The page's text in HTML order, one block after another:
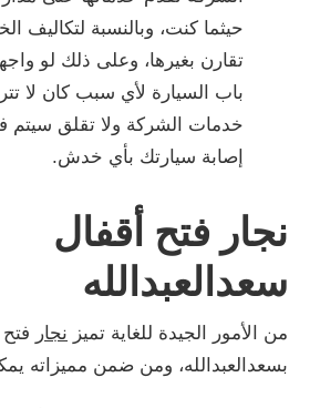
حيثما كنت، وبالنسبة لتكاليف
تقارن بغيرها، وعلى ذلك لو
باب السيارة لأي سبب كان لا
خدمات الشركة ولا تقلق سيتم
إصابة سيارتك بأي خدش.
نجار فتح أقفال
سعدالعبدالله
من الأمور الجيدة للغاية تميز نجار فتح
بسعدالعبدالله، ومن ضمن مميزاته